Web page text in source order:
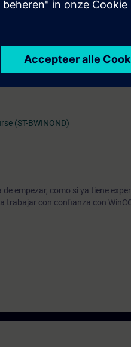
(ST-BWINOND)
empezar, como si ya tiene
trabajar con confianza con